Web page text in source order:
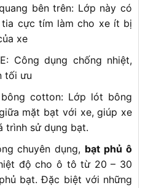
bên trên: Lớp này có
cực tím làm cho xe ít bị
xe
Công dụng chống nhiệt,
tối ưu
cotton: Lớp lót bông
mặt bạt với xe, giúp xe
trình sử dụng bạt.
chuyên dụng, bạt phủ ô
độ cho ô tô từ 20 – 30
bạt. Đặc biệt với những